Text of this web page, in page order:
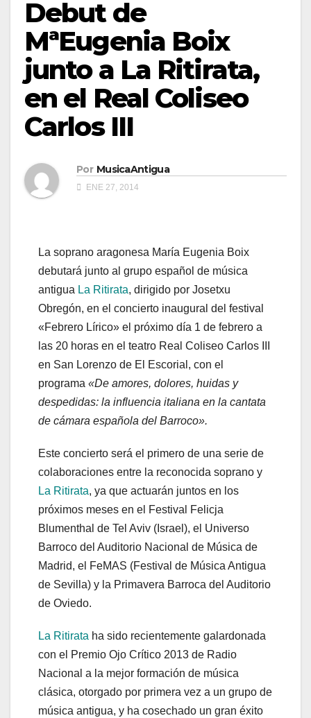
Debut de
MªEugenia Boix
junto a La Ritirata,
en el Real Coliseo
Carlos III
Por MusicaAntigua
ENE 27, 2014
La soprano aragonesa María Eugenia Boix
debutará junto al grupo español de música
antigua La Ritirata, dirigido por Josetxu
Obregón, en el concierto inaugural del festival
«Febrero Lírico» el próximo día 1 de febrero a
las 20 horas en el teatro Real Coliseo Carlos III
en San Lorenzo de El Escorial, con el
programa «De amores, dolores, huidas y
despedidas: la influencia italiana en la cantata
de cámara española del Barroco».
Este concierto será el primero de una serie de
colaboraciones entre la reconocida soprano y
La Ritirata, ya que actuarán juntos en los
próximos meses en el Festival Felicja
Blumenthal de Tel Aviv (Israel), el Universo
Barroco del Auditorio Nacional de Música de
Madrid, el FeMAS (Festival de Música Antigua
de Sevilla) y la Primavera Barroca del Auditorio
de Oviedo.
La Ritirata ha sido recientemente galardonada
con el Premio Ojo Crítico 2013 de Radio
Nacional a la mejor formación de música
clásica, otorgado por primera vez a un grupo de
música antigua, y ha cosechado un gran éxito